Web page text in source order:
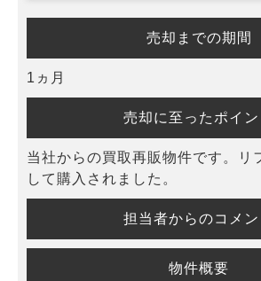
売却までの期間
1ヵ月
売却に至ったポイン
当社からの買取再販物件です。リ
して購入されました。
担当者からのコメン
物件概要